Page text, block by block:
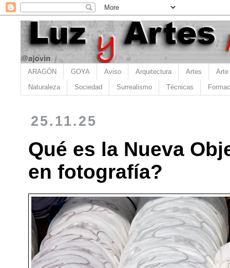
ARAGÓN GOYA Aviso Arquitectura Artes Arte
Naturaleza Sociedad Surrealismo Técnicas
25.11.25
Qué es la Nueva
en fotografía?